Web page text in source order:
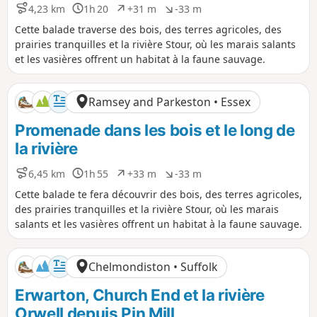
4,23 km
D
i
s
t
a
n
c
e
1h 20
D
u
r
é
e
+31 m
D
é
n
i
v
e
l
é
p
o
f
-33 m
D
é
n
i
v
e
l
é
n
é
f
Cette balade traverse des bois, des terres agricoles, des
prairies tranquilles et la rivière Stour, où les marais salants
et les vasières offrent un habitat à la faune sauvage.
Ramsey and Parkeston • Essex
Promenade dans les bois et le long de
la rivière
6,45 km
D
i
s
t
a
n
c
e
1h 55
D
u
r
é
e
+33 m
D
é
n
i
v
e
l
é
p
o
-33 m
D
é
n
i
v
e
l
é
n
é
g
Cette balade te fera découvrir des bois, des terres agricoles,
des prairies tranquilles et la rivière Stour, où les marais
salants et les vasières offrent un habitat à la faune sauvage.
Chelmondiston • Suffolk
Erwarton, Church End et la rivière
Orwell depuis Pin Mill